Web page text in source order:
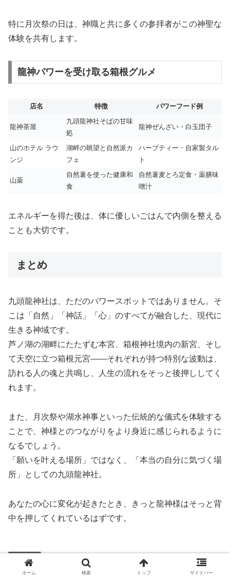
特に月次祭の日は、神職と共に多くの参拝者がこの神聖な
体験を共有します。
龍神パワーを受け取る箱根グルメ
店名 特徴 パワーフード例
龍神茶屋
九頭龍神社そばの甘味
処
龍神ぜんざい・白玉団子
山のホテル ラウ
ンジ
湖畔の眺望と自然派カ
フェ
ハーブティー・自家製タル
ト
山薬
自然薯を使った健康和
食
自然薯麦とろ定食・薬膳味
噌汁
エネルギーを得た後は、体に優しいごはんで内側を整える
ことも大切です。
まとめ
九頭龍神社は、ただのパワースポットではありません。そ
こは「自然」「神話」「心」のすべてが融合した、現代に
生きる神域です。
芦ノ湖の湖畔にたたずむ本宮、箱根神社境内の新宮、そし
て天空に立つ箱根元宮――それぞれが持つ特別な波動は、
訪れる人の魂と共鳴し、人生の流れをそっと後押ししてく
れます。
また、月次祭や湖水神事といった伝統的な儀式を体験する
ことで、神様とのつながりをより身近に感じられるように
なるでしょう。
「願いを叶える場所」ではなく、「本当の自分に気づく場
所」としての九頭龍神社。
あなたの心に変化が起きたとき、きっと龍神様はそっと背
中を押してくれているはずです。
未分類
ホーム 検索 トップ サイドバー